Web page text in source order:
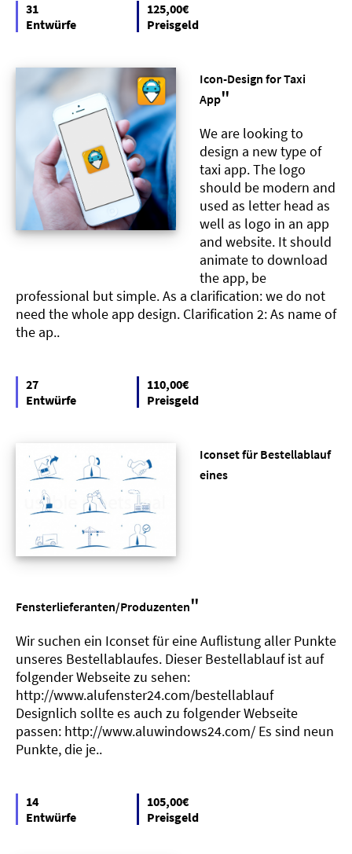
31
Entwürfe
125,00€
Preisgeld
Icon-Design for Taxi
App"
We are looking to
design a new type of
taxi app. The logo
should be modern and
used as letter head as
well as logo in an app
and website. It should
animate to download
the app, be
professional but simple. As a clarification: we do not
need the whole app design. Clarification 2: As name of
the ap..
27
Entwürfe
110,00€
Preisgeld
Iconset für Bestellablauf
eines
Fensterlieferanten/Produzenten"
Wir suchen ein Iconset für eine Auflistung aller Punkte
unseres Bestellablaufes. Dieser Bestellablauf ist auf
folgender Webseite zu sehen:
http://www.alufenster24.com/bestellablauf
Designlich sollte es auch zu folgender Webseite
passen: http://www.aluwindows24.com/ Es sind neun
Punkte, die je..
14
Entwürfe
105,00€
Preisgeld